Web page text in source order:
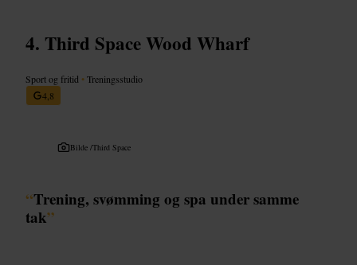
Third Space Wood Wharf
Sport og fritid •Treningsstudio
4,8
Bilde /Third Space
“Trening, svømming og spa under samme
tak”